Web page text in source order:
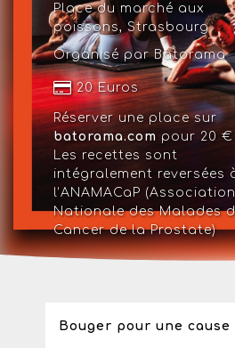
Place du marché aux
poissons,Strasbourg
Organisé par Batorama
20 Euros
Réserver une place sur
batorama.com pour 20 €
Les recettes sont
intégralement reversées
l’ANAMACaP (Association
Nationale des Malades
Cancer de la Prostate)
Bouger pour une cause